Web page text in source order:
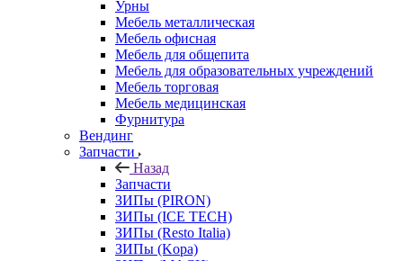
Урны
Мебель металлическая
Мебель офисная
Мебель для общепита
Мебель для образовательных учреждений
Мебель торговая
Мебель медицинская
Фурнитура
Вендинг
Запчасти
Назад
Запчасти
ЗИПы (PIRON)
ЗИПы (ICE TECH)
ЗИПы (Resto Italia)
ЗИПы (Kopa)